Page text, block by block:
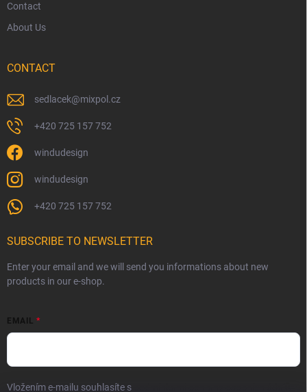
Contact
About Us
CONTACT
sedlacek@mixpol.cz
+420 725 157 752
windudesign
windudesign
+420 725 157 752
SUBSCRIBE TO NEWSLETTER
Enter your email and we will send you informations about new
products in our e-shop.
EMAIL
Vložením e-mailu souhlasíte s